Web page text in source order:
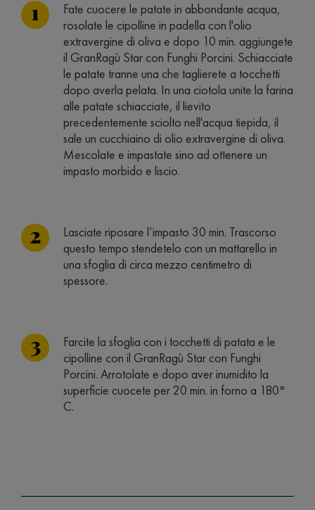
Fate cuocere le patate in abbondante acqua,
rosolate le cipolline in padella con l'olio
extravergine di oliva e dopo 10 min. aggiungete
il GranRagù Star con Funghi Porcini. Schiacciate
le patate tranne una che taglierete a tocchetti
dopo averla pelata. In una ciotola unite la farina
alle patate schiacciate, il lievito
precedentemente sciolto nell'acqua tiepida, il
sale un cucchiaino di olio extravergine di oliva.
Mescolate e impastate sino ad ottenere un
impasto morbido e liscio.
Lasciate riposare l’impasto 30 min. Trascorso
questo tempo stendetelo con un mattarello in
una sfoglia di circa mezzo centimetro di
spessore.
Farcite la sfoglia con i tocchetti di patata e le
cipolline con il GranRagù Star con Funghi
Porcini. Arrotolate e dopo aver inumidito la
superficie cuocete per 20 min. in forno a 180°
C.